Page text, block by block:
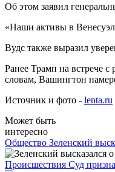
Об этом заявил
«Наши активы в
Вудс также выразил
Ранее Трамп на встрече
словам, Вашингтон
Источник и фото - lenta.ru
Может быть
интересно
Общество Зеленский
Происшествия Суд